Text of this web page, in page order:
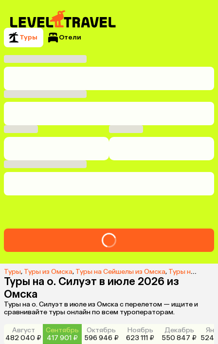
Туры Отели
Туры, Туры из Омска, Туры на Сейшелы из Омска, Туры на о. Силуэт из Омска
Туры на о. Силуэт в июле 2026 из
Омска
Туры на о. Силуэт в июле из Омска с перелетом — ищите и
сравнивайте туры онлайн по всем туроператорам.
Август
482 040 ₽
Сентябрь
417 901 ₽
Октябрь
596 946 ₽
Ноябрь
623 111 ₽
Декабрь
550 847 ₽ 524